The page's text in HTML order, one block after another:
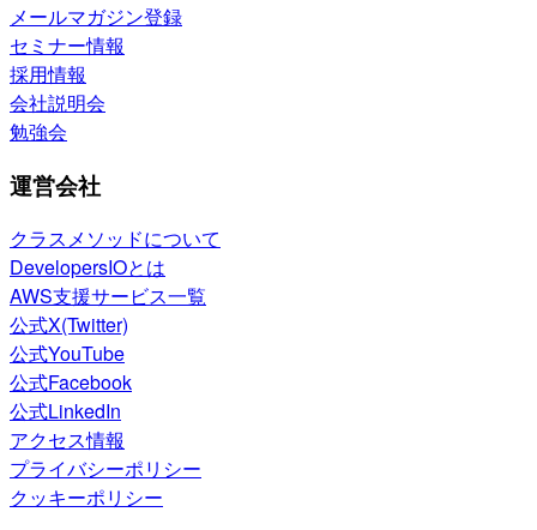
メールマガジン登録
セミナー情報
採用情報
会社説明会
勉強会
運営会社
クラスメソッドについて
DevelopersIOとは
AWS支援サービス一覧
公式X(Twitter)
公式YouTube
公式Facebook
公式LinkedIn
アクセス情報
プライバシーポリシー
クッキーポリシー